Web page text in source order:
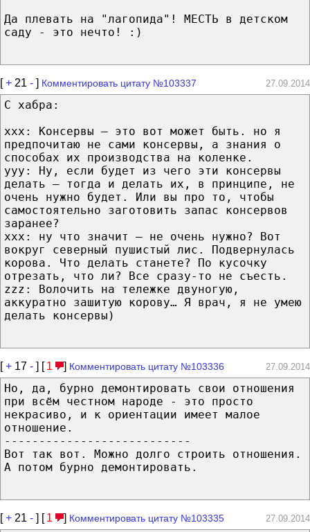
Да плевать на "лагопида"! МЕСТЬ в детском
саду - это нечто! :)
[+ 21 - ] Комментировать цитату №103337 27.09.2014
С хабра:
xxx: Консервы — это вот может быть. но я
предпочитаю не сами консервы, а знания о
способах их производства на коленке.
yyy: Ну, если будет из чего эти консервы
делать – тогда и делать их, в принципе, не
очень нужно будет. Или вы про то, чтобы
самостоятельно заготовить запас консервов
заранее?
xxx: ну что значит — не очень нужно? Вот
вокруг северный пушистый лис. Подвернулась
корова. Что делать станете? По кусочку
отрезать, что ли? Все сразу-то не съесть.
zzz: Волочить на тележке двуногую,
аккуратно зашитую корову… Я врач, я не умею
делать консервы)
[+ 17 - ] [ 1 ] Комментировать цитату №103336 27.09.2014
Но, да, бурно демонтировать свои отношения
при всём честном народе - это просто
некрасиво, и к ориентации имеет малое
отношение.
---------------------------
Вот так вот. Можно долго строить отношения.
А потом бурно демонтировать.
[+ 21 - ] [ 1 ] Комментировать цитату №103335 27.09.2014